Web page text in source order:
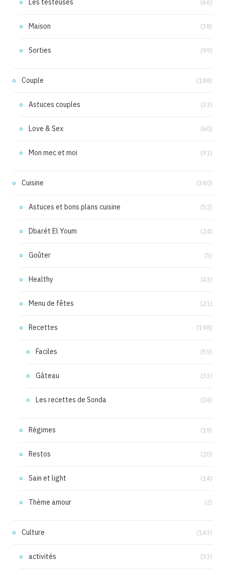
(66)
Maison (38)
Sorties (99)
Couple (188)
Astuces couples (33)
Love & Sex (60)
Mon mec et moi (91)
Cuisine (340)
Astuces et bons plans cuisine (52)
Dbarét El Youm (24)
Goûter (5)
Healthy (43)
Menu de fêtes (21)
Recettes (198)
Faciles (59)
Gâteau (33)
Les recettes de Sonda (24)
Régimes (19)
Restos (20)
Sain et light (14)
Thème amour (2)
Culture (143)
activités (33)